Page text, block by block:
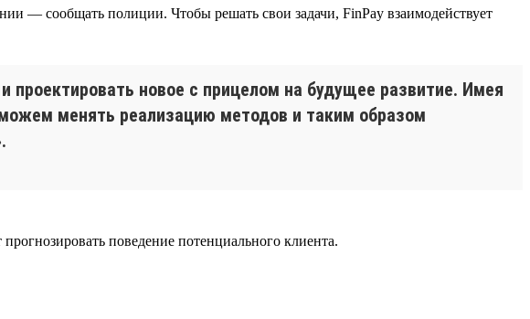
— сообщать полиции. Чтобы решать свои задачи, FinPay взаимодействует
новое с прицелом на будущее развитие. Имея
менять реализацию методов и таким образом
поведение потенциального клиента.